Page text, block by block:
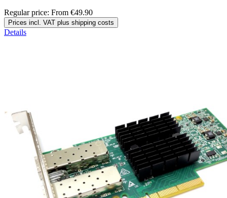
Regular price: From €49.90
Prices incl. VAT plus shipping costs
Details